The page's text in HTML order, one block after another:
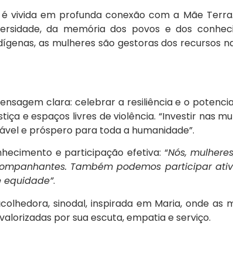
vivida em profunda conexão com a Mãe
da memória dos povos e dos
as mulheres são gestoras dos recursos
clara: celebrar a resiliência e o
e espaços livres de violência. “Investir nas
e próspero para toda a humanidade”.
e participação efetiva: “Nós,
Também podemos participar
equidade”.
sinodal, inspirada em Maria, onde as
por sua escuta, empatia e serviço.